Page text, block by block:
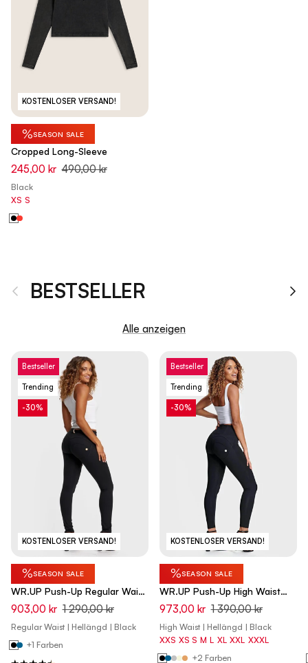
KOSTENLOSER VERSAND!
%SEASON SALE
Cropped Long-Sleeve
245,00 kr 490,00 kr
Black
XS S
Vorherige
BESTSELLER
Alle anzeigen
Bestseller
Trending
KOSTENLOSER VERSAND!
-30%
%SEASON SALE
WR.UP Push-Up Regular Waist
Skinny Pants - Black
903,00 kr 1 290,00 kr
Regular Waist | Hellängd | Black
+1 Farben
Bestseller
Trending
KOSTENLOSER VERSAND!
-30%
%SEASON SALE
WR.UP Push-Up High Waist
Skinny Pants - Black
973,00 kr 1 390,00 kr
High Waist | Hellängd | Black
XXS XS S M L XL XXL XXXL
+2 Farben